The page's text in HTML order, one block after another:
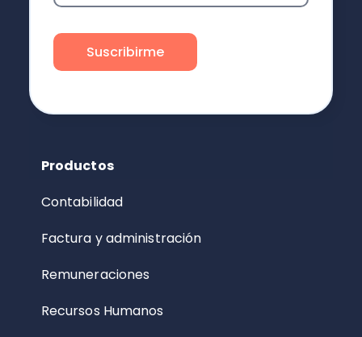
Productos
Contabilidad
Factura y administración
Remuneraciones
Recursos Humanos